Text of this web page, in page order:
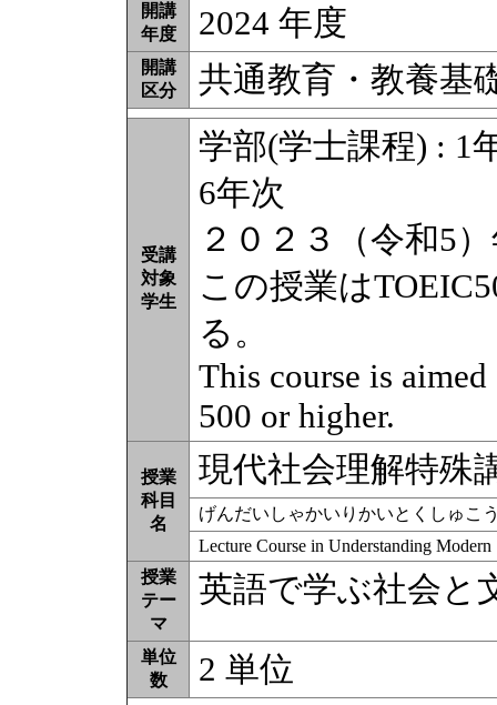
開講
年度
2024 年度
開講
区分
共通教育・教養基
受講
対象
学生
学部(学士課程) : 1
6年次
２０２３（令和5
この授業は
る。
This course is
500 or higher.
授業
科目
名
現代社会理解特殊
げんだいしゃかいりかいとくしゅこ
Lecture Course in Understanding Modern
授業
テー
マ
英語で学ぶ社会と
単位
数
2 単位